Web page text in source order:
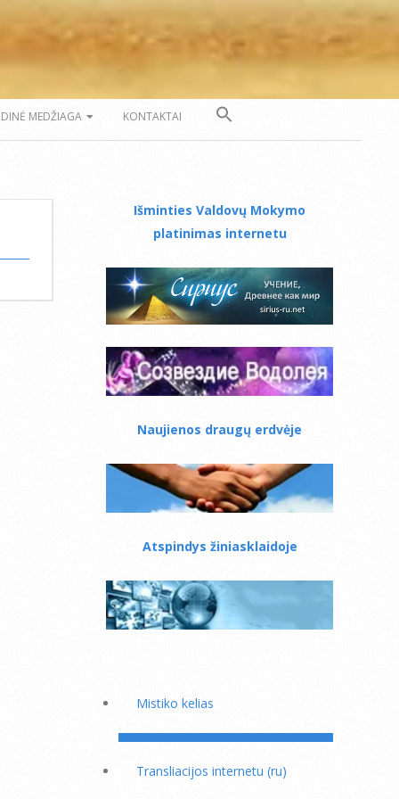
MEDŽIAGA KONTAKTAI
Išminties Valdovų Mokymo
platinimas internetu
Naujienos draugų erdvėje
Atspindys žiniasklaidoje
Mistiko kelias
Transliacijos internetu (ru)